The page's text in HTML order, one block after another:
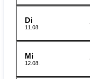
Di
11.08.
Mi
12.08.